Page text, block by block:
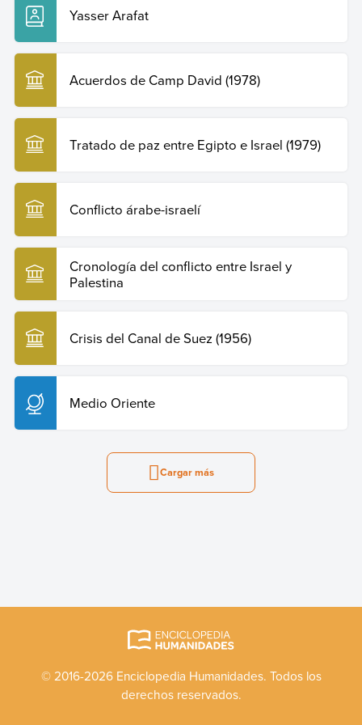
Slater, J. (2020).Mythologies Without End: The US, Israel, and
the Arab-Israeli Conflict, 1917-2020
Yasser Arafat
Acuerdos de Camp David (1978)
Tratado de paz entre Egipto e Israel (1979)
Conflicto árabe-israelí
Cronología del conflicto entre Israel y
Palestina
Crisis del Canal de Suez (1956)
Medio Oriente
Cargar más
© 2016-2026 Enciclopedia Humanidades. Todos los
derechos reservados.